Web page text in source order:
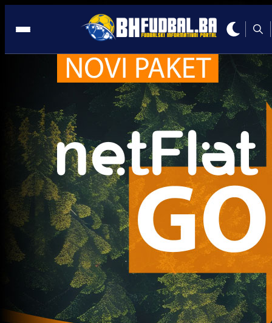
Aldin Ćeman
Trenutno nema novosti za navedeni tag.
Najčitanije Najnovije
A Selekcija
Sve je gotovo: Edin Džeko donio
odluku, evo gdje nastavlja
1 sedmica 5 dan
A Selekcija
Ovo niko nije očekivao: Nikola
Vasilj iznenadio izborom novog
kluba!